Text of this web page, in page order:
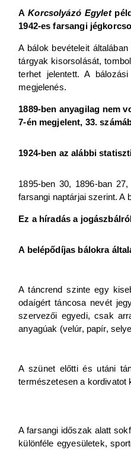
AKorcsolyázó Egylet
1942-es farsangi
A bálok bevételeit
tárgyak kisorsolását,
terhet jelentett. A
megjelenés.
1889-ben anyagilag nem
7-én megjelent, 33.
1924-ben az alábbi
1895-ben 30, 1896-ban
farsangi naptárjai szerint. A
Ez a híradás a
A belépődíjas bálokra
A táncrend szinte egy
odaígért táncosa nevét
szervezői egyedi, csak
anyagúak (velúr, papír,
A szünet előtti és utáni
természetesen a kordivatot
A farsangi időszak alatt
különféle egyesületek,